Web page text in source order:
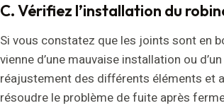
C. Vérifiez l’installation du
Si vous constatez que les joints sont en
vienne d’une mauvaise installation ou
réajustement des différents éléments et
résoudre le problème de fuite après